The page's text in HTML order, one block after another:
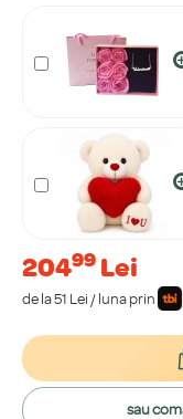
20499 Lei
de la 51 Lei / luna prin
sau